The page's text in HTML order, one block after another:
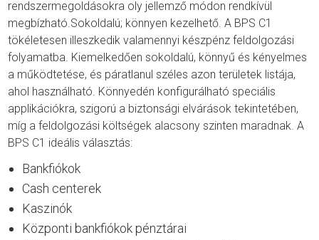
rendszermegoldásokra oly jellemző módon rendkívül
megbízható.Sokoldalú; könnyen kezelhető. A BPS C1
tökéletesen illeszkedik valamennyi készpénz feldolgozási
folyamatba. Kiemelkedően sokoldalú, könnyű és kényelmes
a működtetése, és páratlanul széles azon területek listája,
ahol használható. Könnyedén konfigurálható speciális
applikációkra, szigorú a biztonsági elvárások tekintetében,
míg a feldolgozási költségek alacsony szinten maradnak. A
BPS C1 ideális választás:
Bankfiókok
Cash centerek
Kaszinók
Központi bankfiókok pénztárai